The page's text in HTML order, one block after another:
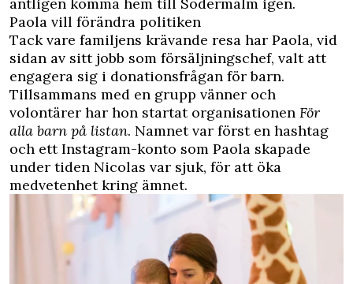
Paola vill förändra politiken
Tack vare familjens krävande resa har Paola, vid
sidan av sitt jobb som försäljningschef, valt att
engagera sig i donationsfrågan för barn.
Tillsammans med en grupp vänner och
volontärer har hon startat organisationen För
alla barn på listan. Namnet var först en hashtag
och ett Instagram-konto som Paola skapade
under tiden Nicolas var sjuk, för att öka
medvetenhet kring ämnet.